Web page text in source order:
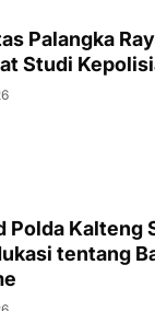
Palangka
Studi
Polda Kalteng
tentang